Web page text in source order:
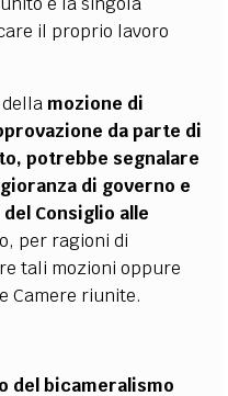
il proprio lavoro
mozione di
da parte di
potrebbe segnalare
di governo e
Consiglio alle
per ragioni di
tali mozioni oppure
Camere riunite.
del bicameralismo